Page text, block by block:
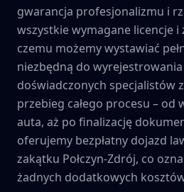
gwarancja profesjonalizmu i
wszystkie wymagane licencje i
czemu możemy wystawiać
niezbędną do wyrejestrowania
doświadczonych specjalistów
przebieg całego procesu – od
auta, aż po finalizację
oferujemy bezpłatny dojazd
zakątku Połczyn-Zdrój, co
żadnych dodatkowych